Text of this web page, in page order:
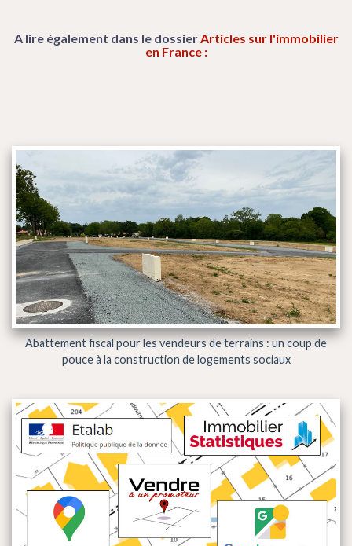
A lire également dans le dossierArticles sur l'immobilier
en France :
Abattement fiscal pour les vendeurs de terrains : un coup de
pouce à la construction de logements sociaux